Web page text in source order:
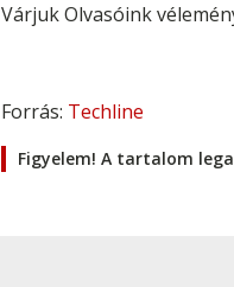
Várjuk Olvasóink
Forrás: Techline
Figyelem! A tartalom